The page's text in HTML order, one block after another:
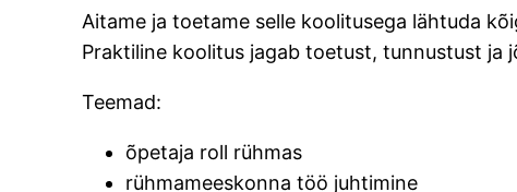
Aitame ja toetame selle koolitusega lähtuda
Praktiline koolitus jagab toetust, tunnustust ja
Teemad:
õpetaja roll rühmas
rühmameeskonna töö juhtimine